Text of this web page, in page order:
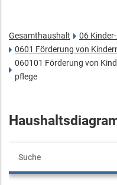
Gesamthaushalt
06
0601 Förderung von
060101 Förderung von
pflege